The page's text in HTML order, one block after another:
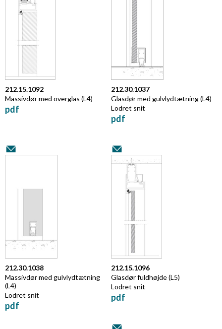
212.15.1092
Massivdør med overglas (L4)
pdf
212.30.1037
Glasdør med gulvlydtætning (L4)
Lodret snit
pdf
212.30.1038
Massivdør med gulvlydtætning
(L4)
Lodret snit
pdf
212.15.1096
Glasdør fuldhøjde (L5)
Lodret snit
pdf